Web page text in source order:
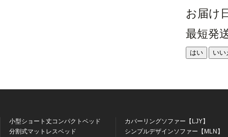
お届け
最短発
はい いい
小型ショート丈コンパクトベッド
分割式マットレスベッド
カバーリングソファー【LJY】
シンプルデザインソファー【MLN】